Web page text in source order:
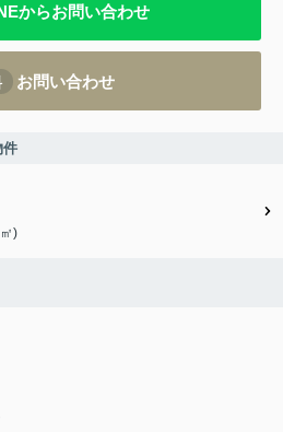
からお問い合わせ
お問い合わせ
件
)